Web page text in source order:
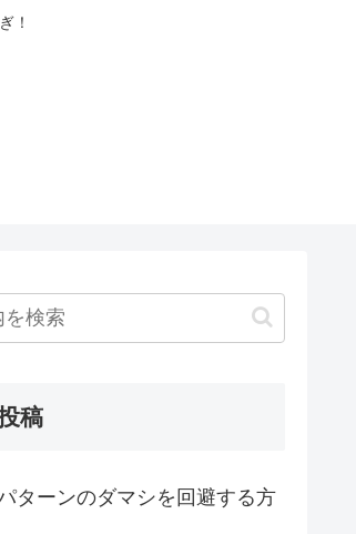
！
稿
ターンのダマシを回避する方